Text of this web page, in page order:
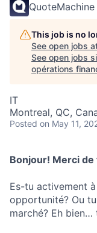
QuoteMachine
This job is no
See open jobs
See open jobs
opérations
IT
Montreal, QC,
Posted on May 11,
Bonjour! Merci de
Es-tu activement
opportunité? Ou
marché? Eh